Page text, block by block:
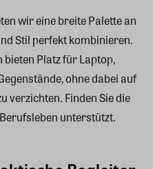
wir eine breite Palette an
Stil perfekt kombinieren.
Platz für Laptop,
ohne dabei auf
verzichten. Finden Sie die
unterstützt.